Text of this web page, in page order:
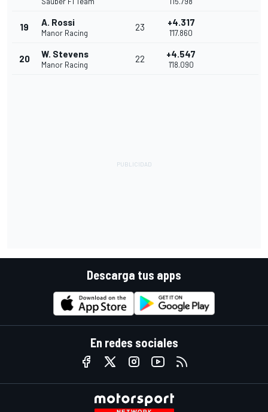
19 A. Rossi
Manor Racing
23 +4.317
1'17.860
20 W. Stevens
Manor Racing
22 +4.547
1'18.090
Descarga tus apps
En redes sociales